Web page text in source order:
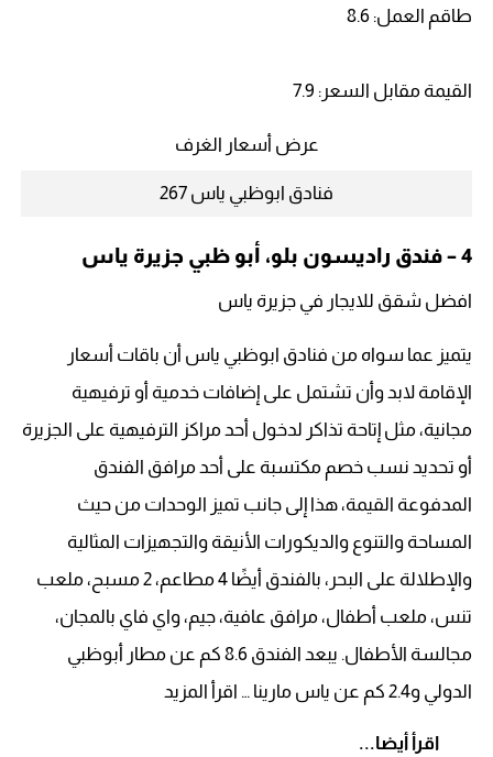
طاقم العمل: 8.6
القيمة مقابل السعر: 7.9
عرض أسعار الغرف
فنادق ابوظبي ياس 267
4 – فندق راديسون بلو، أبو ظبي جزيرة ياس
افضل شقق للايجار في جزيرة ياس
يتميز عما سواه من فنادق ابوظبي ياس أن باقات أسعار
الإقامة لابد وأن تشتمل على إضافات خدمية أو ترفيهية
مجانية، مثل إتاحة تذاكر لدخول أحد مراكز الترفيهية على الجزيرة
أو تحديد نسب خصم مكتسبة على أحد مرافق الفندق
المدفوعة القيمة، هذا إلى جانب تميز الوحدات من حيث
المساحة والتنوع والديكورات الأنيقة والتجهيزات المثالية
والإطلالة على البحر، بالفندق أيضًا 4 مطاعم، 2 مسبح، ملعب
تنس، ملعب أطفال، مرافق عافية، جيم، واي فاي بالمجان،
مجالسة الأطفال. يبعد الفندق 8.6 كم عن مطار أبوظبي
الدولي و2.4 كم عن ياس مارينا … اقرأ المزيد
اقرأ أيضا...